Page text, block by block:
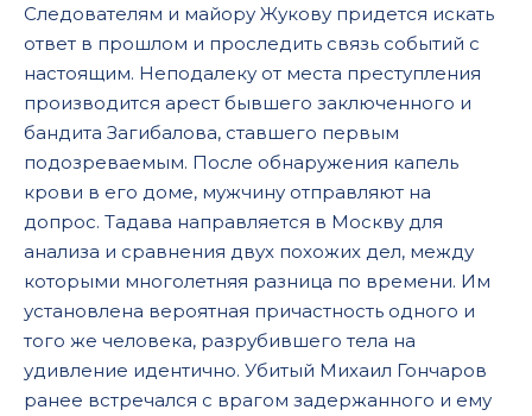
Следователям и майору Жукову придется искать
ответ в прошлом и проследить связь событий с
настоящим. Неподалеку от места преступления
производится арест бывшего заключенного и
бандита Загибалова, ставшего первым
подозреваемым. После обнаружения капель
крови в его доме, мужчину отправляют на
допрос. Тадава направляется в Москву для
анализа и сравнения двух похожих дел, между
которыми многолетняя разница по времени. Им
установлена вероятная причастность одного и
того же человека, разрубившего тела на
удивление идентично. Убитый Михаил Гончаров
ранее встречался с врагом задержанного и ему